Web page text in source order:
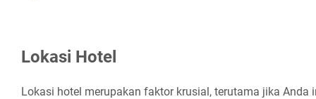
Lokasi Hotel
Lokasi hotel merupakan faktor krusial, terutama jika